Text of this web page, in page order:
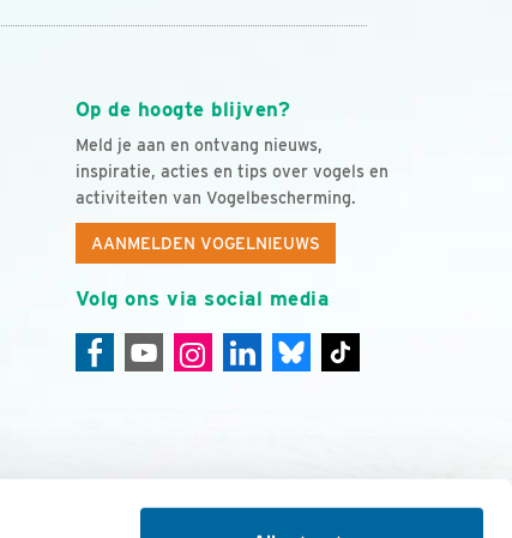
Op de hoogte blijven?
Meld je aan en ontvang nieuws,
inspiratie, acties en tips over vogels en
activiteiten van Vogelbescherming.
AANMELDEN VOGELNIEUWS
Volg ons via social media